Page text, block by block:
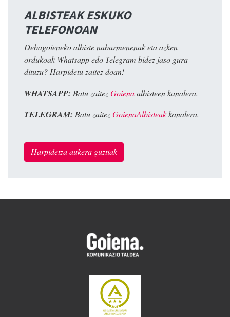
ALBISTEAK ESKUKO
TELEFONOAN
Debagoieneko albiste nabarmenenak eta azken
ordukoak Whatsapp edo Telegram bidez jaso gura
dituzu? Harpidetu zaitez doan!
WHATSAPP: Batu zaitezGoienaalbisteen kanalera.
TELEGRAM: Batu zaitezGoienaAlbisteakkanalera.
Harpidetza aukera guztiak